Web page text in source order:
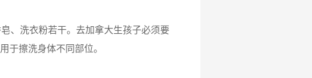
、洗衣粉若干。去加拿大生孩子必须要
于擦洗身体不同部位。